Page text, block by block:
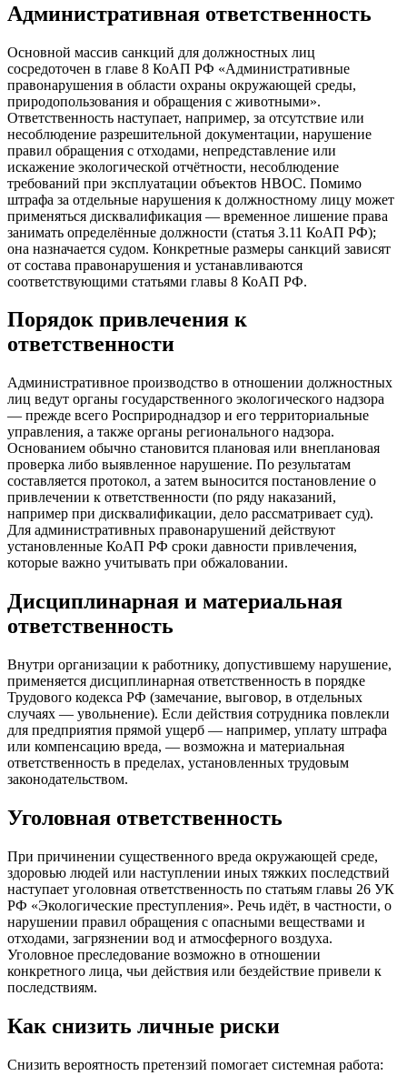
Административная ответственность
Основной массив санкций для должностных лиц
сосредоточен в главе 8 КоАП РФ «Административные
правонарушения в области охраны окружающей среды,
природопользования и обращения с животными».
Ответственность наступает, например, за отсутствие или
несоблюдение разрешительной документации, нарушение
правил обращения с отходами, непредставление или
искажение экологической отчётности, несоблюдение
требований при эксплуатации объектов НВОС. Помимо
штрафа за отдельные нарушения к должностному лицу может
применяться дисквалификация — временное лишение права
занимать определённые должности (статья 3.11 КоАП РФ);
она назначается судом. Конкретные размеры санкций зависят
от состава правонарушения и устанавливаются
соответствующими статьями главы 8 КоАП РФ.
Порядок привлечения к
ответственности
Административное производство в отношении должностных
лиц ведут органы государственного экологического надзора
— прежде всего Росприроднадзор и его территориальные
управления, а также органы регионального надзора.
Основанием обычно становится плановая или внеплановая
проверка либо выявленное нарушение. По результатам
составляется протокол, а затем выносится постановление о
привлечении к ответственности (по ряду наказаний,
например при дисквалификации, дело рассматривает суд).
Для административных правонарушений действуют
установленные КоАП РФ сроки давности привлечения,
которые важно учитывать при обжаловании.
Дисциплинарная и материальная
ответственность
Внутри организации к работнику, допустившему нарушение,
применяется дисциплинарная ответственность в порядке
Трудового кодекса РФ (замечание, выговор, в отдельных
случаях — увольнение). Если действия сотрудника повлекли
для предприятия прямой ущерб — например, уплату штрафа
или компенсацию вреда, — возможна и материальная
ответственность в пределах, установленных трудовым
законодательством.
Уголовная ответственность
При причинении существенного вреда окружающей среде,
здоровью людей или наступлении иных тяжких последствий
наступает уголовная ответственность по статьям главы 26 УК
РФ «Экологические преступления». Речь идёт, в частности, о
нарушении правил обращения с опасными веществами и
отходами, загрязнении вод и атмосферного воздуха.
Уголовное преследование возможно в отношении
конкретного лица, чьи действия или бездействие привели к
последствиям.
Как снизить личные риски
Снизить вероятность претензий помогает системная работа: